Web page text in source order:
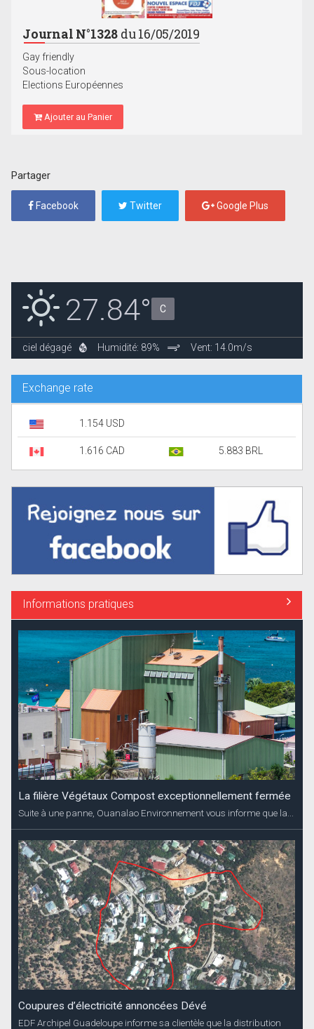
Journal N°1328 du 16/05/2019
Gay friendly
Sous-location
Elections Européennes
Ajouter au Panier
Partager
Facebook Twitter Google Plus
27.84° C
ciel dégagé Humidité: 89% Vent: 14.0m/s
Exchange rate
1.154 USD
1.616 CAD 5.883 BRL
Informations pratiques
La filière Végétaux Compost exceptionnellement fermée
Suite à une panne, Ouanalao Environnement vous informe que la...
Coupures d’électricité annoncées Dévé
EDF Archipel Guadeloupe informe sa clientèle que la distribution